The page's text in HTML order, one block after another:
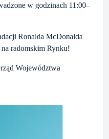
w godzinach 11:00–
Ronalda McDonalda
radomskim Rynku!
Województwa